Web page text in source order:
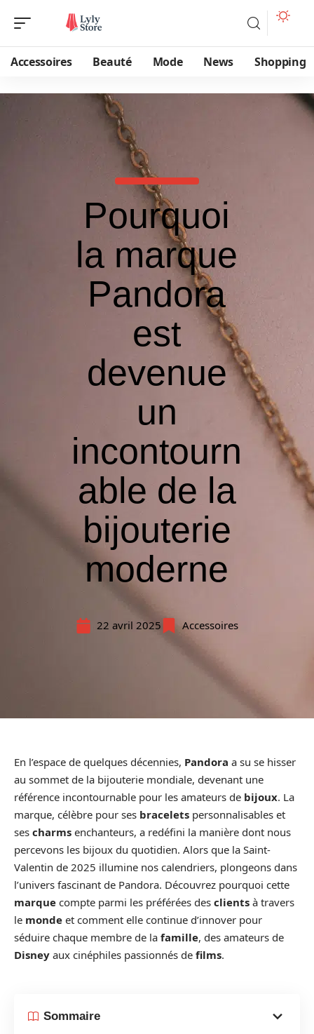
Accessoires Beauté Mode News Shopping
Pourquoi
la marque
Pandora
est
devenue
un
incontourn
able de la
bijouterie
moderne
22 avril 2025 Accessoires
En l’espace de quelques décennies, Pandora a su se hisser
au sommet de la bijouterie mondiale, devenant une
référence incontournable pour les amateurs de bijoux. La
marque, célèbre pour ses bracelets personnalisables et
ses charms enchanteurs, a redéfini la manière dont nous
percevons les bijoux du quotidien. Alors que la Saint-
Valentin de 2025 illumine nos calendriers, plongeons dans
l’univers fascinant de Pandora. Découvrez pourquoi cette
marque compte parmi les préférées des clients à travers
le monde et comment elle continue d’innover pour
séduire chaque membre de la famille, des amateurs de
Disney aux cinéphiles passionnés de films.
Sommaire